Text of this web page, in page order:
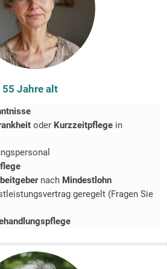
Jahre alt
oder Kurzzeitpflege in
nach Mindestlohn
geregelt (Fragen Sie